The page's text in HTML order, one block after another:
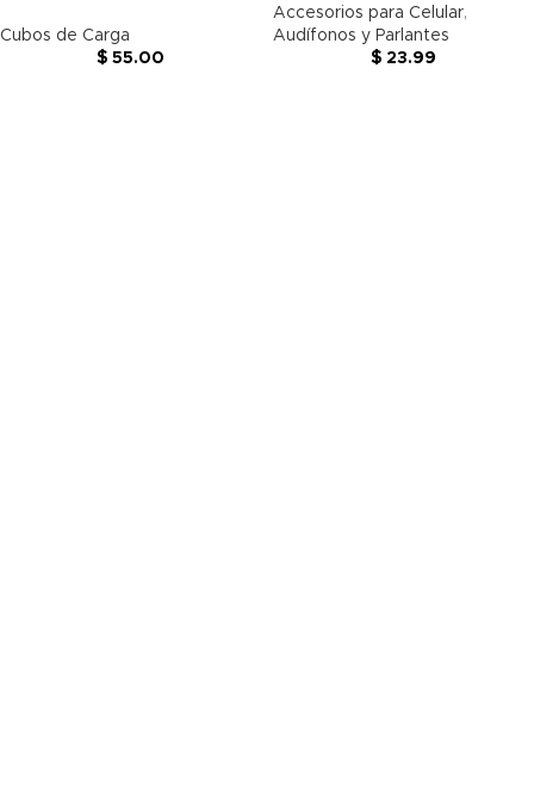
Cubos de Carga
$ 55.00
Accesorios para Celular,
Audífonos y Parlantes
$ 23.99